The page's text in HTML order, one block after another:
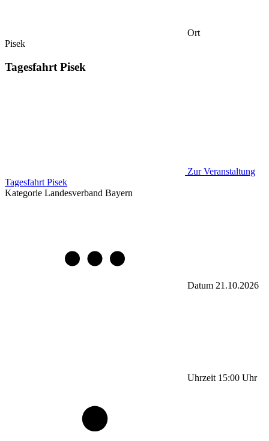
Ort
Pisek
Tagesfahrt Pisek
Zur Veranstaltung
Tagesfahrt Pisek
Kategorie Landesverband Bayern
Datum 21.10.2026
Uhrzeit 15:00 Uhr